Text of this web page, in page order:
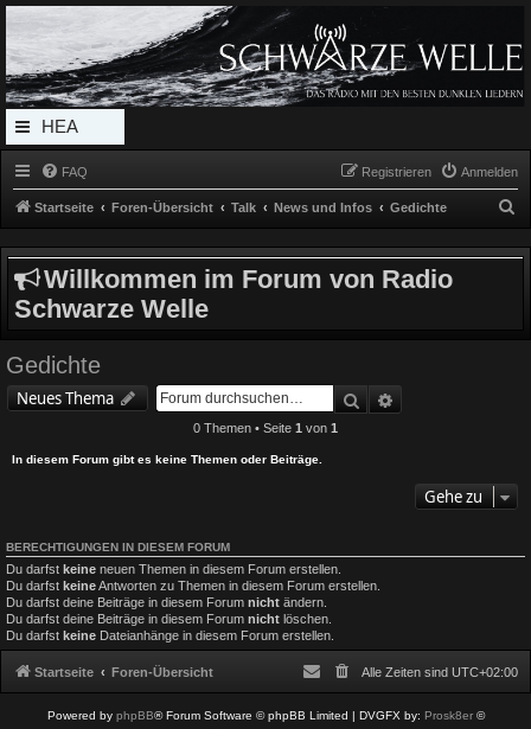
Radio Schwarze Welle Forum
Das Radio mit den Besten Dunklen Liedern
HEA
DERL
MEN
U
FAQ Anmelden
Registrieren
Startseite Foren-Übersicht Talk News und Infos Gedichte
c
Willkommen im Forum von Radio
Schwarze Welle
Gedichte
Neues Thema Suche
0 Themen • Seite 1 von 1
In diesem Forum gibt es keine Themen oder Beiträge.
Gehe zu
BERECHTIGUNGEN IN DIESEM FORUM
Du darfst keine neuen Themen in diesem Forum erstellen.
Du darfst keineAntworten zu Themen in diesem Forum erstellen.
Du darfst deine Beiträge in diesem Forum nicht ändern.
Du darfst deine Beiträge in diesem Forum nicht löschen.
Du darfst keine Dateianhänge in diesem Forum erstellen.
Startseite Foren-Übersicht Alle Zeiten sind UTC+02:00
Powered by phpBB® Forum Software © phpBB Limited | DVGFX by: Prosk8er©